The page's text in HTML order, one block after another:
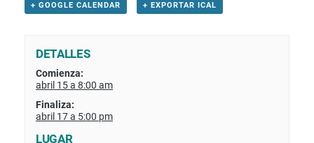
+ GOOGLE CALENDAR + EXPORTAR ICAL
DETALLES
Comienza:
abril 15 a 8:00 am
Finaliza:
abril 17 a 5:00 pm
LUGAR